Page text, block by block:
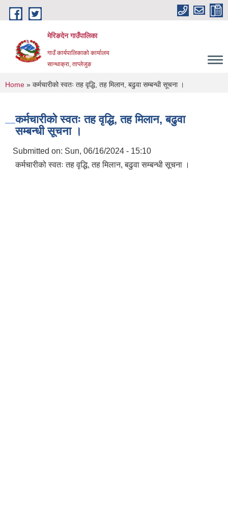
Skip to main content
मेरिङदेन गाउँपालिका
गाउँ कार्यपालिकाको कार्यालय
सान्थाक्रा, ताप्लेजुङ
You are here
Home » कर्मचारीको स्वतः तह वृद्धि, तह मिलान, बढुवा सम्बन्धी सूचना ।
कर्मचारीको स्वतः तह वृद्धि, तह मिलान, बढुवा
सम्बन्धी सूचना ।
Submitted on: Sun, 06/16/2024 - 15:10
कर्मचारीको स्वतः तह वृद्धि, तह मिलान, बढुवा सम्बन्धी सूचना ।